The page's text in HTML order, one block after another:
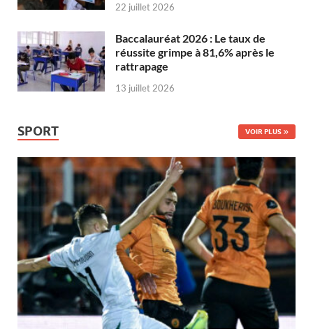
22 juillet 2026
Baccalauréat 2026 : Le taux de
réussite grimpe à 81,6% après le
rattrapage
13 juillet 2026
SPORT VOIR PLUS